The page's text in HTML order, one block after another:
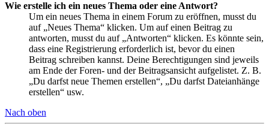
Wie erstelle ich ein neues Thema oder eine Antwort?
Um ein neues Thema in einem Forum zu eröffnen, musst du
auf „Neues Thema“ klicken. Um auf einen Beitrag zu
antworten, musst du auf „Antworten“ klicken. Es könnte sein,
dass eine Registrierung erforderlich ist, bevor du einen
Beitrag schreiben kannst. Deine Berechtigungen sind jeweils
am Ende der Foren- und der Beitragsansicht aufgelistet. Z. B.
„Du darfst neue Themen erstellen“, „Du darfst Dateianhänge
erstellen“ usw.
Nach oben